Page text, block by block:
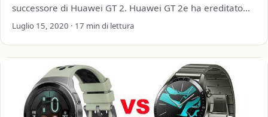
successore di Huawei GT 2. Huawei GT 2e ha ereditato
alcune caratteristiche…
Luglio 15, 2020 · 17 min di lettura